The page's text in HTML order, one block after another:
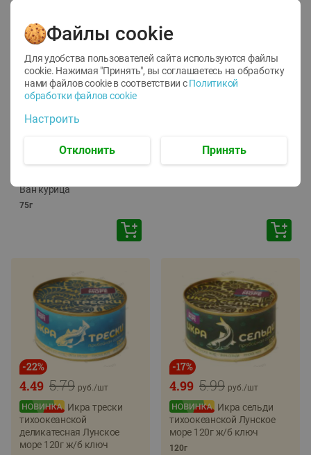
12
1.05 руб./
руб./шт
Корм влаж. для кош. с
Ван курица
75г
ТОФУ Vegetus ТВЕРДЫЙ
-22%
5.79
4.49 руб./шт
Икра трески
тихоокеанской
деликатесная Лунское
море 120г ж/б ключ
-17%
5.99
4.99 руб./шт
Икра сельди
тихоокеанской Лунское
море 120г ж/б ключ
120г
Файлы cookie
Для удобства пользователей сайта используются файлы
cookie. Нажимая "Принять", вы соглашаетесь на обработку
нами файлов cookie в соответствии с Политикой
обработки файлов cookie
Настроить
Отклонить Принять